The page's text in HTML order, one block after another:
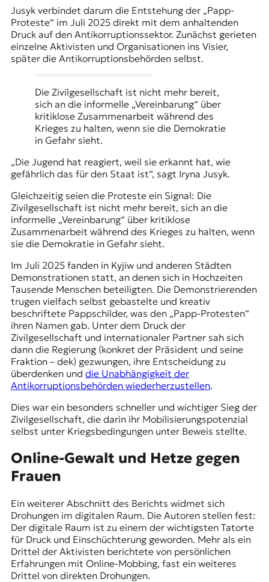
Jusyk verbindet darum die Entstehung der „Papp-
Proteste“ im Juli 2025 direkt mit dem anhaltenden
Druck auf den Antikorruptionssektor. Zunächst gerieten
einzelne Aktivisten und Organisationen ins Visier,
später die Antikorruptionsbehörden selbst.
Die Zivilgesellschaft ist nicht mehr bereit,
sich an die informelle „Vereinbarung“ über
kritiklose Zusammenarbeit während des
Krieges zu halten, wenn sie die Demokratie
in Gefahr sieht.
„Die Jugend hat reagiert, weil sie erkannt hat, wie
gefährlich das für den Staat ist“, sagt Iryna Jusyk.
Gleichzeitig seien die Proteste ein Signal: Die
Zivilgesellschaft ist nicht mehr bereit, sich an die
informelle „Vereinbarung“ über kritiklose
Zusammenarbeit während des Krieges zu halten, wenn
sie die Demokratie in Gefahr sieht.
Im Juli 2025 fanden in Kyjiw und anderen Städten
Demonstrationen statt, an denen sich in Hochzeiten
Tausende Menschen beteiligten. Die Demonstrierenden
trugen vielfach selbst gebastelte und kreativ
beschriftete Pappschilder, was den „Papp-Protesten“
ihren Namen gab. Unter dem Druck der
Zivilgesellschaft und internationaler Partner sah sich
dann die Regierung (konkret der Präsident und seine
Fraktion – dek) gezwungen, ihre Entscheidung zu
überdenken und die Unabhängigkeit der
Antikorruptionsbehörden wiederherzustellen.
Dies war ein besonders schneller und wichtiger Sieg der
Zivilgesellschaft, die darin ihr Mobilisierungspotenzial
selbst unter Kriegsbedingungen unter Beweis stellte.
Online-Gewalt und Hetze gegen
Frauen
Ein weiterer Abschnitt des Berichts widmet sich
Drohungen im digitalen Raum. Die Autoren stellen fest:
Der digitale Raum ist zu einem der wichtigsten Tatorte
für Druck und Einschüchterung geworden. Mehr als ein
Drittel der Aktivisten berichtete von persönlichen
Erfahrungen mit Online-Mobbing, fast ein weiteres
Drittel von direkten Drohungen.